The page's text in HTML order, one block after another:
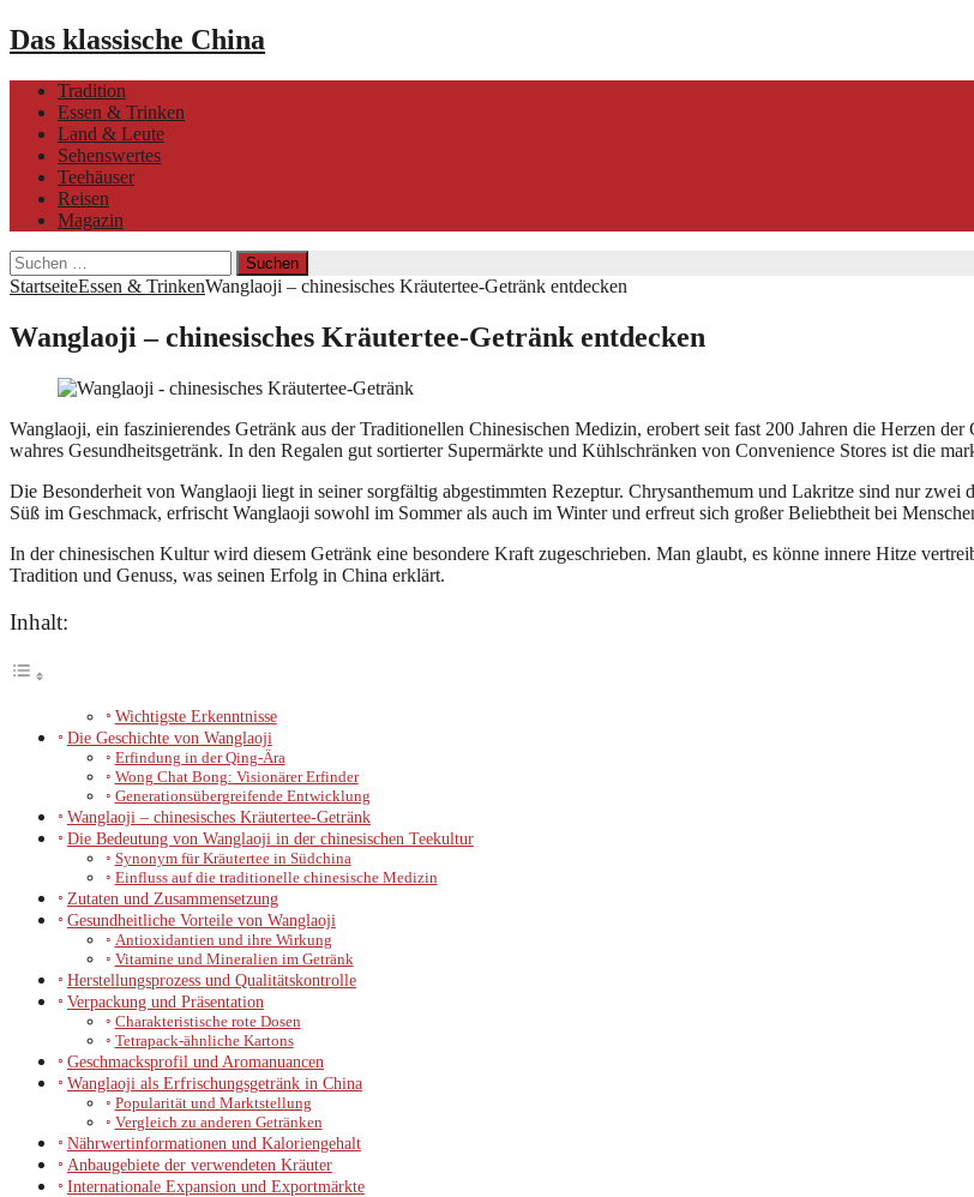
Das klassische China
Tradition
Essen & Trinken
Land & Leute
Sehenswertes
Teehäuser
Reisen
Magazin
Suchen
nach:
StartseiteEssen & TrinkenWanglaoji – chinesisches Kräutertee-Getränk entdecken
Wanglaoji – chinesisches Kräutertee-Getränk entdecken
Wanglaoji, ein faszinierendes Getränk aus der Traditionellen Chinesischen Medizin, erobert seit fast 200 Jahren die Herzen
wahres Gesundheitsgetränk. In den Regalen gut sortierter Supermärkte und Kühlschränken von Convenience Stores ist die
Die Besonderheit von Wanglaoji liegt in seiner sorgfältig abgestimmten Rezeptur. Chrysanthemum und Lakritze sind nur zwei
Süß im Geschmack, erfrischt Wanglaoji sowohl im Sommer als auch im Winter und erfreut sich großer Beliebtheit bei
In der chinesischen Kultur wird diesem Getränk eine besondere Kraft zugeschrieben. Man glaubt, es könne innere Hitze
Tradition und Genuss, was seinen Erfolg in China erklärt.
Inhalt:
Wichtigste Erkenntnisse
Die Geschichte von Wanglaoji
Erfindung in der Qing-Ära
Wong Chat Bong: Visionärer Erfinder
Generationsübergreifende Entwicklung
Wanglaoji – chinesisches Kräutertee-Getränk
Die Bedeutung von Wanglaoji in der chinesischen Teekultur
Synonym für Kräutertee in Südchina
Einfluss auf die traditionelle chinesische Medizin
Zutaten und Zusammensetzung
Gesundheitliche Vorteile von Wanglaoji
Antioxidantien und ihre Wirkung
Vitamine und Mineralien im Getränk
Herstellungsprozess und Qualitätskontrolle
Verpackung und Präsentation
Charakteristische rote Dosen
Tetrapack-ähnliche Kartons
Geschmacksprofil und Aromanuancen
Wanglaoji als Erfrischungsgetränk in China
Popularität und Marktstellung
Vergleich zu anderen Getränken
Nährwertinformationen und Kaloriengehalt
Anbaugebiete der verwendeten Kräuter
Internationale Expansion und Exportmärkte